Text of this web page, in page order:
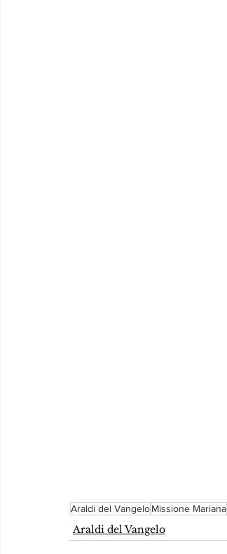
Araldi del VangeloMissione Mariana
Araldi del Vangelo